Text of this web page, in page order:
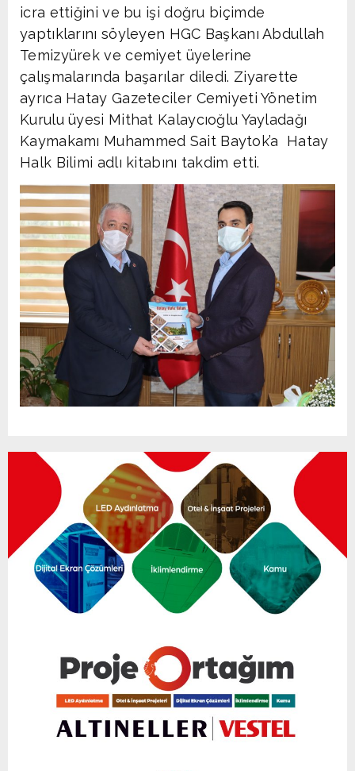
icra ettiğini ve bu işi doğru biçimde
yaptıklarını söyleyen HGC Başkanı Abdullah
Temizyürek ve cemiyet üyelerine
çalışmalarında başarılar diledi. Ziyarette
ayrıca Hatay Gazeteciler Cemiyeti Yönetim
Kurulu üyesi Mithat Kalaycıoğlu Yayladağı
Kaymakamı Muhammed Sait Baytok’a Hatay
Halk Bilimi adlı kitabını takdim etti.